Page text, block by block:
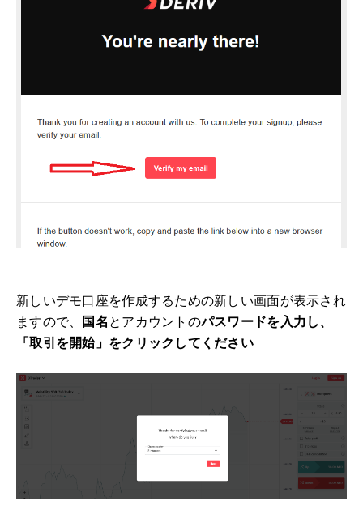
新しいデモ口座を作成するための新しい画面が表示され
ますので、 国名 と アカウントのパスワードを入力し、
「取引を開始」をクリックしてください